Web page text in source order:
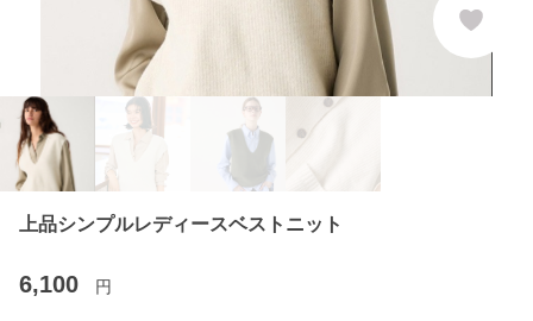
上品シンプルレディースベストニット
6,100 円